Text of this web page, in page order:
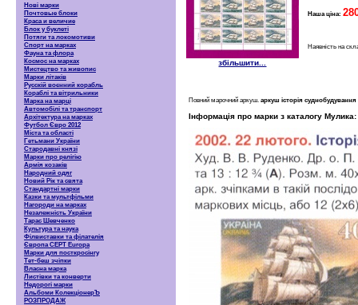
Нові марки
Почтовые блоки
Краса и величие
Блок у буклеті
Потяги та локомотиви
Спорт на марках
Фауна та флора
Космос на марках
Мистецтво та живопис
Марки літаків
Русскiй воєнний корабль
Кораблі та вітрильники
Марка на марці
Автомобілі та транспорт
Архітектура на марках
Футбол Євро 2012
Міста та області
Гетьмани України
Стародавні князі
Марки про релігію
Армія козаків
Народний одяг
Новий Рік та свята
Стандартні марки
Казки та мультфільми
Нагороди на марках
Незалежність України
Тарас Шевченко
Культура та наука
Філвиставки та філателія
Європа CEPT Europa
Марки для посткросінгу
Тет-беш зчіпки
Власна марка
Листівки та конверти
Недорогі марки
Альбоми КолекціонерЪ
РОЗПРОДАЖ
збільшити...
Наша ціна:
Наявність на
Повний марочний аркуш. аркуш історія суднобудування
Інформація про марки з каталогу Мулика: